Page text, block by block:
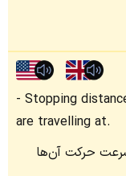
Stopping
are travelling at.
حرکت آن‌ها